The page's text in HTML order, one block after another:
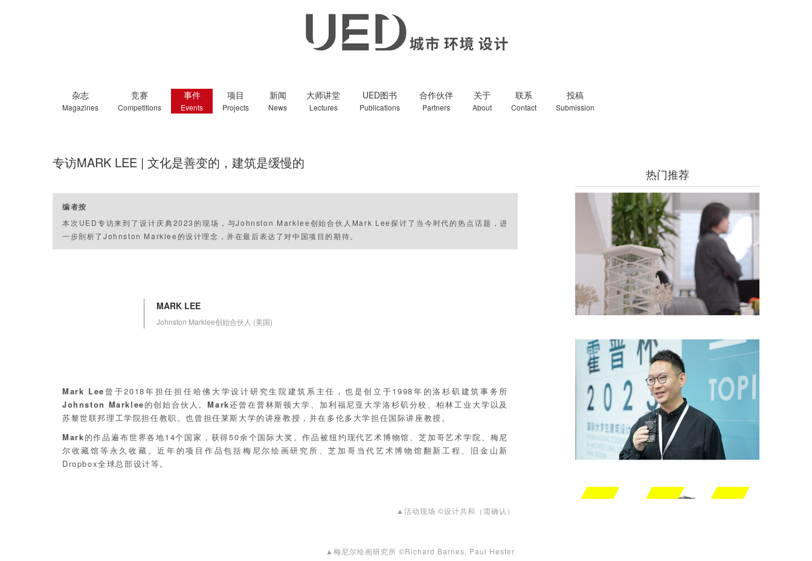
杂志
Magazines
竞赛
Competitions
事件
Events
项目
Projects
新闻
News
大师讲堂
Lectures
UED图书
Publications
合作伙伴
Partners
关于
About
联系
Contact
投稿
Submission
专访MARK LEE | 文化是善变的，建筑是缓慢的
编者按
本次UED专访来到了设计庆典2023的现场，与Johnston Marklee创始合伙人Mark Lee探讨了当今时代的热点话题，进
一步剖析了Johnston Marklee的设计理念，并在最后表达了对中国项目的期待。
MARK LEE
Johnston Marklee创始合伙人 (美国)
Mark Lee 曾于2018年担任担任哈佛大学设计研究生院建筑系主任，也是创立于1998年的洛杉矶建筑事务所
Johnston Marklee的创始合伙人。Mark还曾在普林斯顿大学、加利福尼亚大学洛杉矶分校、柏林工业大学以及
苏黎世联邦理工学院担任教职。也曾担任莱斯大学的讲座教授，并在多伦多大学担任国际讲座教授。
Mark的作品遍布世界各地14个国家，获得50余个国际大奖。作品被纽约现代艺术博物馆、芝加哥艺术学院、梅尼
尔收藏馆等永久收藏。近年的项目作品包括梅尼尔绘画研究所、芝加哥当代艺术博物馆翻新工程、旧金山新
Dropbox全球总部设计等。
▲活动现场 ©设计共和（需确认）
▲梅尼尔绘画研究所 ©Richard Barnes, Paul Hester
热门推荐